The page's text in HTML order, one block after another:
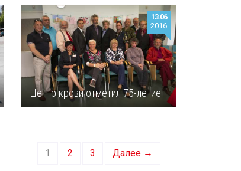
Центр крови отметил 75-летие
13.06
2016
1 2 3 Далее →